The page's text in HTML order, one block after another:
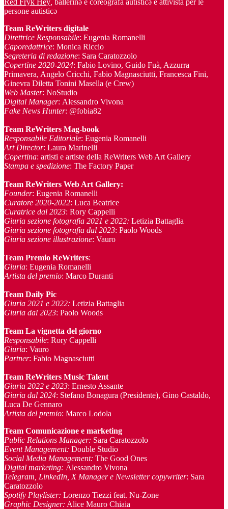
persone autisticə
Team ReWriters digitale
Direttrice Responsabile: Eugenia Romanelli
Caporedattrice: Monica Riccio
Segreteria di redazione: Sara Caratozzolo
Copertine 2020-2024: Fabio Lovino, Guido Fuà, Azzurra
Primavera, Angelo Cricchi, Fabio Magnasciutti, Francesca Fini,
Ginevra Diletta Tonini Masella (e Crew)
Web Master: NoStudio
Digital Manager: Alessandro Vivona
Fake News Hunter: @fobia82
Team ReWriters Mag-book
Responsabile Editoriale: Eugenia Romanelli
Art Director: Laura Marinelli
Copertina: artisti e artiste della ReWriters Web Art Gallery
Stampa e spedizione: The Factory Paper
Team ReWriters Web Art Gallery:
Founder: Eugenia Romanelli
Curatore 2020-2022: Luca Beatrice
Curatrice dal 2023: Rory Cappelli
Giuria sezione fotografia 2021 e 2022: Letizia Battaglia
Giuria sezione fotografia dal 2023: Paolo Woods
Giuria sezione illustrazione: Vauro
Team Premio ReWriters:
Giuria: Eugenia Romanelli
Artista del premio: Marco Duranti
Team Daily Pic
Giuria 2021 e 2022: Letizia Battaglia
Giuria dal 2023: Paolo Woods
Team La vignetta del giorno
Responsabile: Rory Cappelli
Giuria: Vauro
Partner: Fabio Magnasciutti
Team ReWriters Music Talent
Giuria 2022 e 2023: Ernesto Assante
Giuria dal 2024: Stefano Bonagura (Presidente), Gino Castaldo,
Luca De Gennaro
Artista del premio: Marco Lodola
Team Comunicazione e marketing
Public Relations Manager: Sara Caratozzolo
Event Management: Double Studio
Social Media Management: The Good Ones
Digital marketing: Alessandro Vivona
Telegram, LinkedIn, X Manager e Newsletter copywriter: Sara
Caratozzolo
Spotify Playlister: Lorenzo Tiezzi feat. Nu-Zone
Graphic Designer: Alice Mauro Chiaia